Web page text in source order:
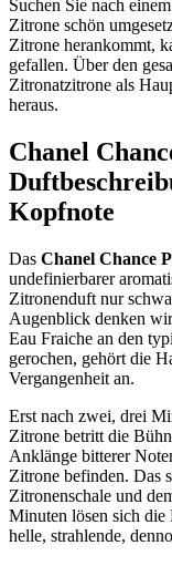
Suchen Sie nach
Zitrone schön
Zitrone herankommt,
gefallen. Über den
Zitronatzitrone als
heraus.
Chanel
Kopfnote
Das Chanel Chance
undefinierbarer
Zitronenduft nur
Augenblick denken
Eau Fraiche an den
gerochen, gehört die
Vergangenheit an.
Erst nach zwei, drei
Zitrone betritt die
Anklänge bitterer
Zitrone befinden. Das
Zitronenschale und
Minuten lösen sich
helle, strahlende,